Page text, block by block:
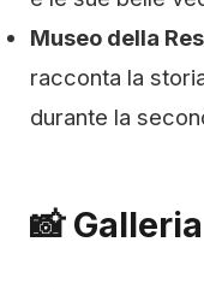
Museo della
racconta la
durante la
📸